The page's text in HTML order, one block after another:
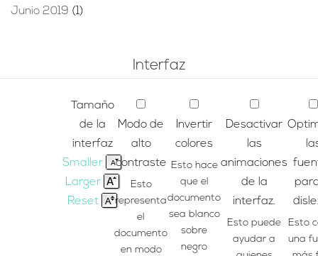
Junio 2019 (1)
Interfaz
Tamaño
de la
interfaz
Smaller
Larger
Reset
Modo de
alto
contraste
Esto
representa
el
documento
en modo
Invertir
colores
Esto hace
que el
documento
sea blanco
sobre
negro
Desactivar
las
animaciones
de la
interfaz.
Esto puede
ayudar a
Esto
una